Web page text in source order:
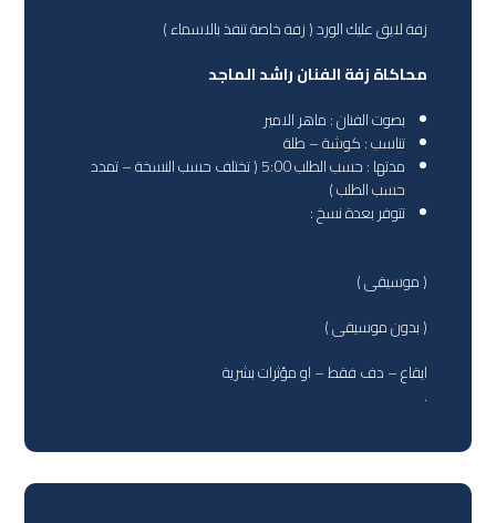
زفة لايق عليك الورد ( زفة خاصة تنفذ بالاسماء )
محاكاة زفة الفنان راشد الماجد
بصوت الفنان : ماهر الامير
تناسب : كوشة – طلة
مدتها : حسب الطلب 5:00 ( تختلف حسب النسخة – تمدد
حسب الطلب )
تتوفر بعدة نسخ :
( موسيقى )
( بدون موسيقى )
ايقاع – دف فقط – او مؤثرات بشرية
.